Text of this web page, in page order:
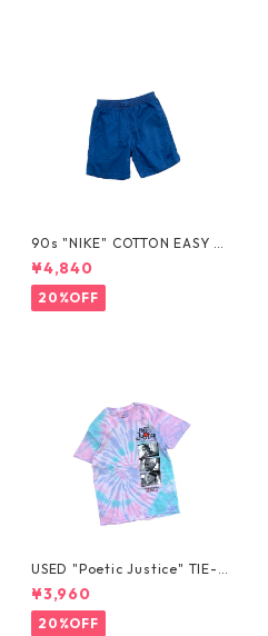
90s "NIKE" COTTON EASY S
HORTS
¥4,840
20%OFF
USED "Poetic Justice" TIE-D
YE TEE
¥3,960
20%OFF